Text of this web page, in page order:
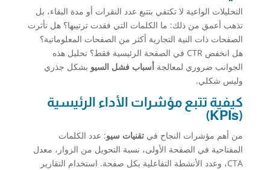
التحليلات الواعية لا تكتفي بتتبع عدد النقرات أو مدة البقاء، بل
تذهب أعمق من ذلك: ما الكلمات التي فقدت ترتيبها؟ هل تأثرت
الصفحات ذات النية التجارية أكثر من الصفحات المعلوماتية؟
هل انخفض CTR في الصفحة الرئيسية فقط؟ تحليل هذه
الجوانب ضروري لمعالجة أسباب فشل السيو بشكل جذري
وليس شكلي.
كيفية تتبع مؤشرات الأداء الرئيسية
(KPIs)
من أهم مؤشرات النجاح في تقنيات سيو: عدد الكلمات
المفتاحية في الصفحة الأولى، نسبة التحويل من الزوار، معدل
CTA، وعدد الأنشطة التفاعلية بكل صفحة. استخدام التقارير